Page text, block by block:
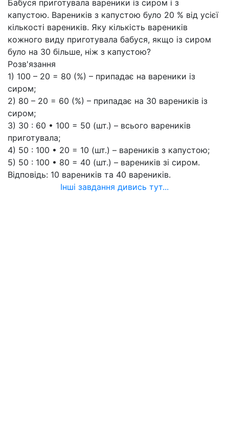
Бабуся приготувала вареники із сиром і з
капустою. Вареників з капустою було 20 % від усієї
кількості вареників. Яку кількість вареників
кожного виду приготувала бабуся, якщо із сиром
було на 30 більше, ніж з капустою?
Розв'язання
1) 100 – 20 = 80 (%) – припадає на вареники із
сиром;
2) 80 – 20 = 60 (%) – припадає на 30 вареників із
сиром;
3) 30 : 60 • 100 = 50 (шт.) – всього вареників
приготувала;
4) 50 : 100 • 20 = 10 (шт.) – вареників з капустою;
5) 50 : 100 • 80 = 40 (шт.) – вареників зі сиром.
Відповідь: 10 вареників та 40 вареників.
Інші завдання дивись тут...